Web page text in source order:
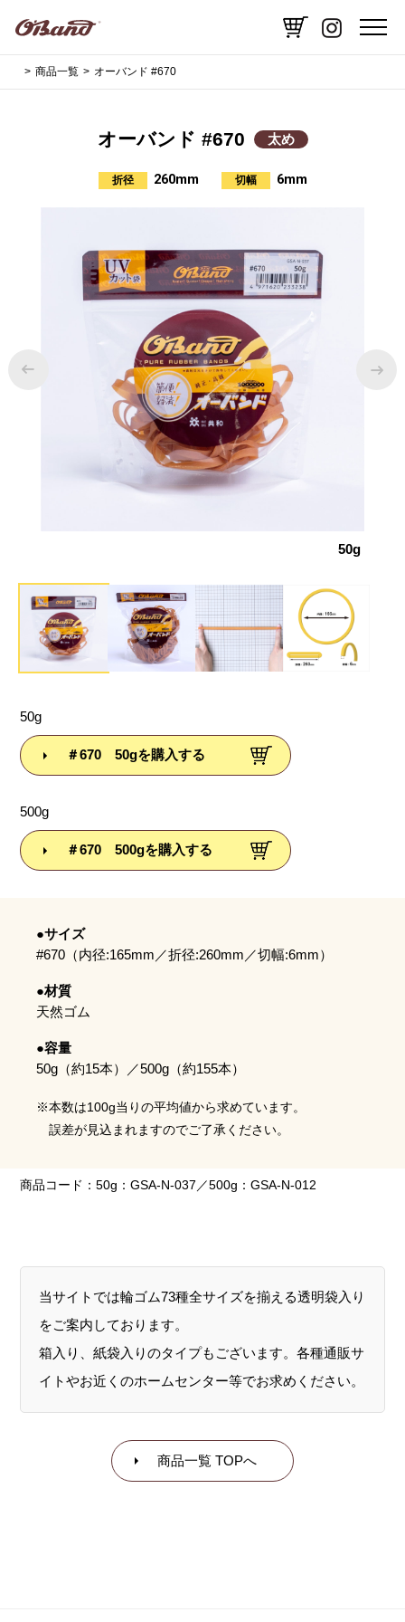
商品一覧 オーバンド #670
オーバンド #670 太め
折径 260mm 切幅 6mm
50g
50g
＃670 50gを購入する
500g
＃670 500gを購入する
●サイズ
#670（内径:165mm／折径:260mm／切幅:6mm）
●材質
天然ゴム
●容量
50g（約15本）／500g（約155本）
※本数は100g当りの平均値から求めています。
誤差が見込まれますのでご了承ください。
商品コード：50g：GSA-N-037／500g：GSA-N-012
当サイトでは輪ゴム73種全サイズを揃える透明袋入り
をご案内しております。
箱入り、紙袋入りのタイプもございます。各種通販サ
イトやお近くのホームセンター等でお求めください。
商品一覧 TOPへ